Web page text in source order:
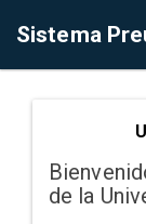
Sistema
de la